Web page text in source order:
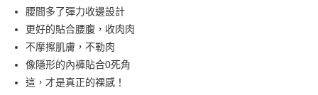
全家付款取貨
每筆NT$80，滿NT$600(含以上)免運費
每筆NT$80，滿NT$800(含以上)免運費
腰間多了彈力收邊設計
更好的貼合腰腹，收肉肉
不摩擦肌膚，不勒肉
像隱形的內褲貼合0死角
這，才是真正的裸感！